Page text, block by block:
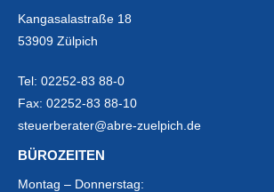
Kangasalastraße 18
53909 Zülpich
Tel: 02252-83 88-0
Fax: 02252-83 88-10
steuerberater@abre-zuelpich.de
BÜROZEITEN
Montag – Donnerstag: